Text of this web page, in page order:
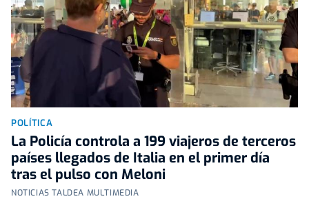
POLÍTICA
La Policía controla a 199 viajeros de terceros
países llegados de Italia en el primer día
tras el pulso con Meloni
NOTICIAS TALDEA MULTIMEDIA